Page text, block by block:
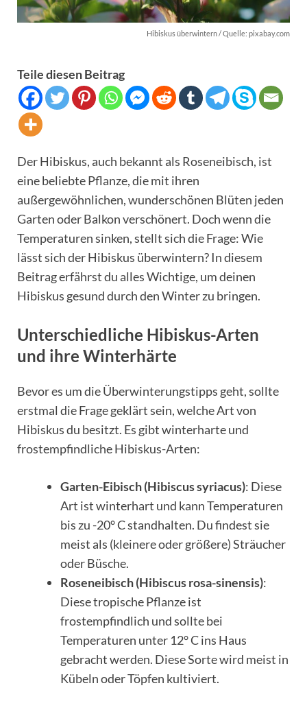
Hibiskus überwintern / Quelle: pixabay.com
Teile diesen Beitrag
Der Hibiskus, auch bekannt als Roseneibisch, ist
eine beliebte Pflanze, die mit ihren
außergewöhnlichen, wunderschönen Blüten jeden
Garten oder Balkon verschönert. Doch wenn die
Temperaturen sinken, stellt sich die Frage: Wie
lässt sich der Hibiskus überwintern? In diesem
Beitrag erfährst du alles Wichtige, um deinen
Hibiskus gesund durch den Winter zu bringen.
Unterschiedliche Hibiskus-Arten
und ihre Winterhärte
Bevor es um die Überwinterungstipps geht, sollte
erstmal die Frage geklärt sein, welche Art von
Hibiskus du besitzt. Es gibt winterharte und
frostempfindliche Hibiskus-Arten:
Garten-Eibisch (Hibiscus syriacus): Diese
Art ist winterhart und kann Temperaturen
bis zu -20° C standhalten. Du findest sie
meist als (kleinere oder größere) Sträucher
oder Büsche.
Roseneibisch (Hibiscus rosa-sinensis):
Diese tropische Pflanze ist
frostempfindlich und sollte bei
Temperaturen unter 12° C ins Haus
gebracht werden. Diese Sorte wird meist in
Kübeln oder Töpfen kultiviert.